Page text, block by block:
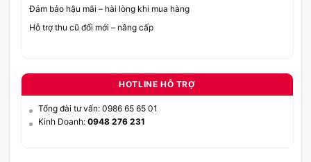
Đảm bảo hậu mãi – hài lòng khi mua hàng
Hỗ trợ thu cũ đổi mới – nâng cấp
HOTLINE HỖ TRỢ
Tổng đài tư vấn: 0986 65 65 01
Kinh Doanh: 0948 276 231